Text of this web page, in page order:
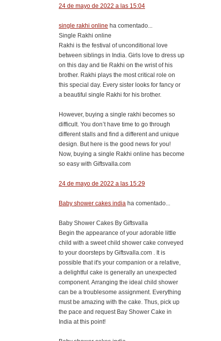
24 de mayo de 2022 a las 15:04
single rakhi online ha comentado...
Single Rakhi online
Rakhi is the festival of unconditional love
between siblings in India. Girls love to dress up
on this day and tie Rakhi on the wrist of his
brother. Rakhi plays the most critical role on
this special day. Every sister looks for fancy or
a beautiful single Rakhi for his brother.
However, buying a single rakhi becomes so
difficult. You don’t have time to go through
different stalls and find a different and unique
design. But here is the good news for you!
Now, buying a single Rakhi online has become
so easy with Giftsvalla.com
24 de mayo de 2022 a las 15:29
Baby shower cakes india ha comentado...
Baby Shower Cakes By Giftsvalla
Begin the appearance of your adorable little
child with a sweet child shower cake conveyed
to your doorsteps by Giftsvalla.com . It is
possible that it's your companion or a relative,
a delightful cake is generally an unexpected
component. Arranging the ideal child shower
can be a troublesome assignment. Everything
must be amazing with the cake. Thus, pick up
the pace and request Bay Shower Cake in
India at this point!